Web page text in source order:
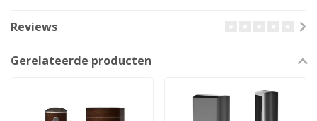
Reviews
Gerelateerde producten